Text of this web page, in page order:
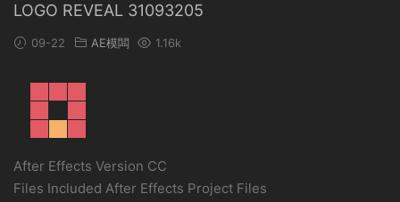
LOGO REVEAL 31093205
09-22 AE模闆 1.16k
After Effects Version CC
Files Included After Effects Project Files